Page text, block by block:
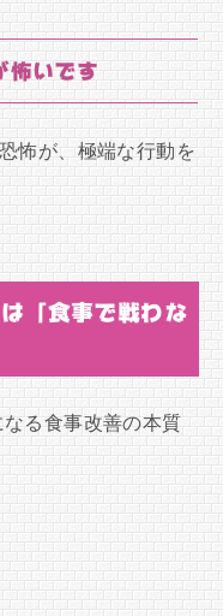
怖いです
怖が、極端な行動を
「食事で戦わな
る食事改善の本質